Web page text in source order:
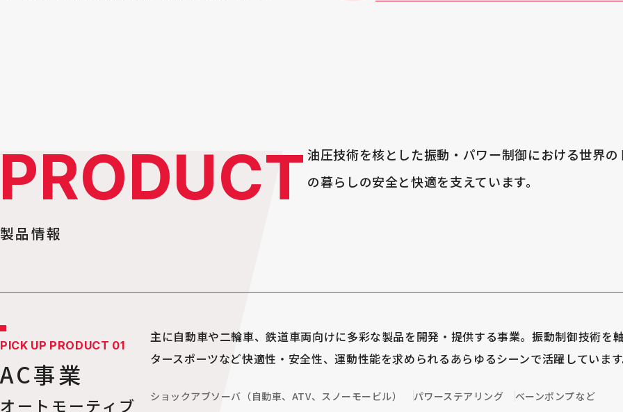
PRODUCT
製品情報
油圧技術を核とした振動・パワー制御における世界の
の暮らしの安全と快適を支えています。
PICK UP PRODUCT 01
AC事業
オートモーティブ
主に自動車や二輪車、鉄道車両向けに多彩な製品を開発・提供する事業。振動制御技術を
タースポーツなど快適性・安全性、運動性能を求められるあらゆるシーンで活躍しています
ショックアブソーバ（自動車、ATV、スノーモービル） パワーステアリング ベーンポンプなど